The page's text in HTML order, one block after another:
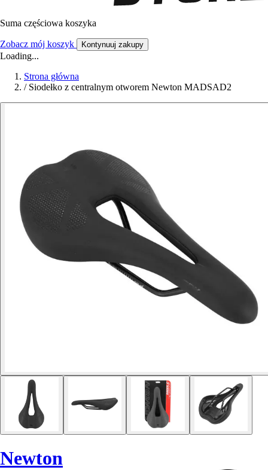
Suma częściowa koszyka
Zobacz mój koszyk Kontynuuj zakupy
Loading...
Strona główna
/ Siodełko z centralnym otworem Newton MADSAD2
Newton